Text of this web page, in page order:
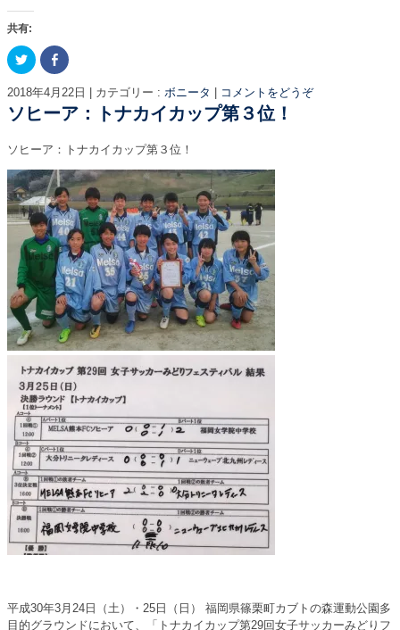
共有:
ク
リ
ク
し
て
T
t
e
r
で
共
有
(
新
し
い
ィ
ン
ド
ウ
で
開
き
ま
す
)
F
a
e
b
o
o
で
共
す
る
に
は
ク
リ
ッ
ク
し
て
く
だ
さ
い
(
新
し
い
ウ
ィ
ン
ド
ウ
で
開
き
ま
す
)
2018年4月22日 カテゴリー : ボニータ コメントをどうぞ
ソヒーア：トナカイカップ第３位！
ソヒーア：トナカイカップ第３位！
平成30年3月24日（土）・25日（日） 福岡県篠栗町カブトの森運動公園多
目的グラウンドにおいて、「トナカイカップ第29回女子サッカーみどりフ